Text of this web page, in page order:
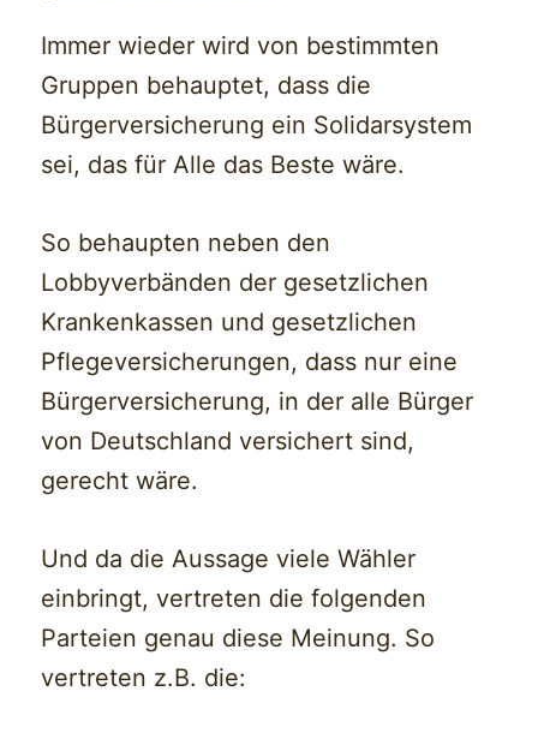
Immer wieder wird von bestimmten
Gruppen behauptet, dass die
Bürgerversicherung ein Solidarsystem
sei, das für Alle das Beste wäre.
So behaupten neben den
Lobbyverbänden der gesetzlichen
Krankenkassen und gesetzlichen
Pflegeversicherungen, dass nur eine
Bürgerversicherung, in der alle Bürger
von Deutschland versichert sind,
gerecht wäre.
Und da die Aussage viele Wähler
einbringt, vertreten die folgenden
Parteien genau diese Meinung. So
vertreten z.B. die: